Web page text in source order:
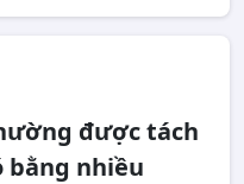
được tách
bằng nhiều